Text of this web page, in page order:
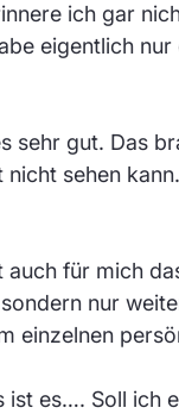
ich gar
eigentlich
sehr gut. Das
nicht sehen
auch für mich
nur
einzelnen
ist es…. Soll ich